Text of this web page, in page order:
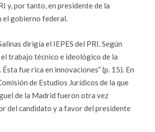
y, por tanto, en presidente de la
el gobierno federal.
dirigía el IEPES del PRI. Según
trabajo técnico e ideológico de la
fue rica en innovaciones” (p. 15). En
de Estudios Jurídicos de la que
de la Madrid fueron otra vez
del candidato y a favor del presidente